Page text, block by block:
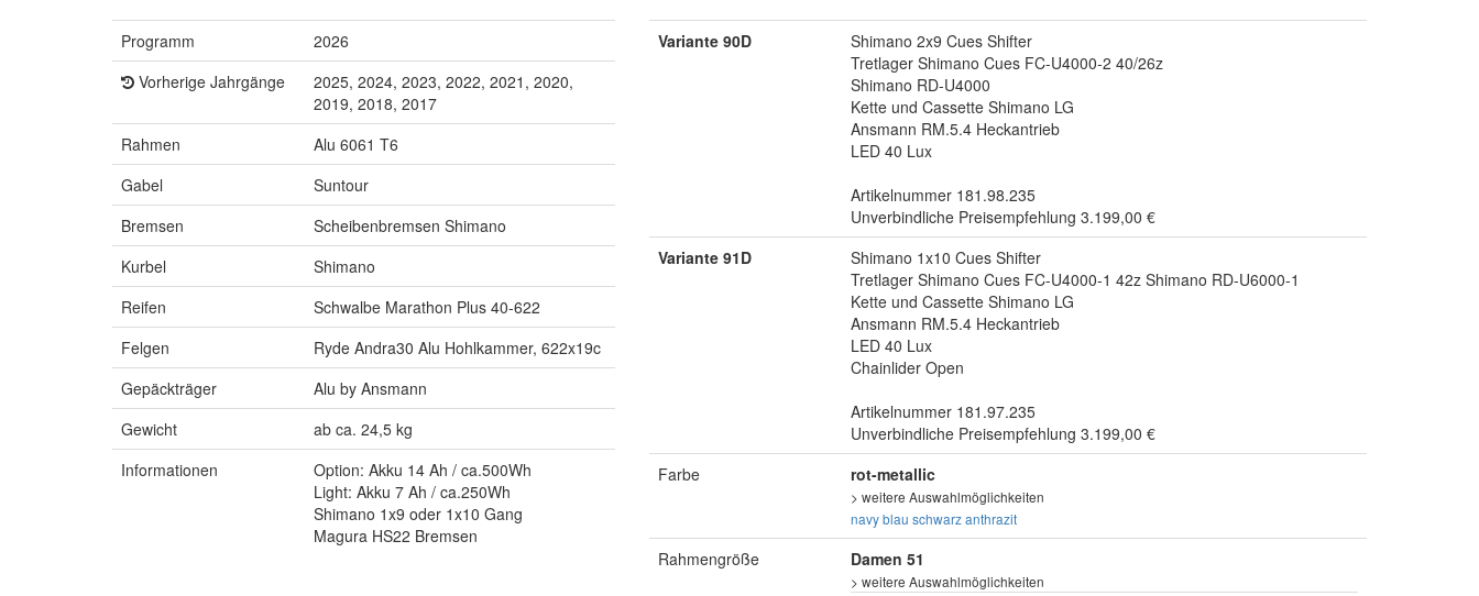
Programm
2026
Vorherige Jahrgänge
2025, 2024, 2023, 2022, 2021, 2020,
2019, 2018, 2017
Rahmen
Alu 6061 T6
Gabel
Suntour
Bremsen
Scheibenbremsen Shimano
Kurbel
Shimano
Reifen
Schwalbe Marathon Plus 40-622
Felgen
Ryde Andra30 Alu Hohlkammer, 622x19c
Gepäckträger
Alu by Ansmann
Gewicht
ab ca. 24,5 kg
Informationen
Option: Akku 14 Ah / ca.500Wh
Light: Akku 7 Ah / ca.250Wh
Shimano 1x9 oder 1x10 Gang
Magura HS22 Bremsen
Variante 90D
Shimano 2x9 Cues Shifter
Tretlager Shimano Cues FC-U4000-2 40/26z
Shimano RD-U4000
Kette und Cassette Shimano LG
Ansmann RM.5.4 Heckantrieb
LED 40 Lux
Artikelnummer 181.98.235
Unverbindliche Preisempfehlung 3.199,00 €
Variante 91D
Shimano 1x10 Cues Shifter
Tretlager Shimano Cues FC-U4000-1 42z Shimano RD-U6000-1
Kette und Cassette Shimano LG
Ansmann RM.5.4 Heckantrieb
LED 40 Lux
Chainlider Open
Artikelnummer 181.97.235
Unverbindliche Preisempfehlung 3.199,00 €
Farbe
rot-metallic
> weitere Auswahlmöglichkeiten
navy blau schwarz anthrazit
Rahmengröße Damen 51
> weitere Auswahlmöglichkeiten